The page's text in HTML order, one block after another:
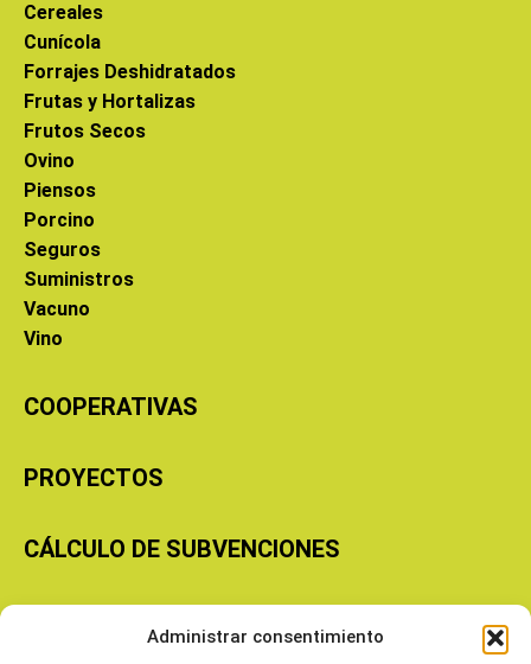
Administrar consentimiento
Cereales
Cunícola
Forrajes Deshidratados
Frutas y Hortalizas
Frutos Secos
Ovino
Piensos
Porcino
Seguros
Suministros
Vacuno
Vino
COOPERATIVAS
PROYECTOS
CÁLCULO DE SUBVENCIONES